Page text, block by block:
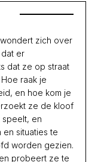
zich over
er
dat ze op straat
raak je
en hoe kom je
ze de kloof
speelt, en
en situaties te
worden gezien.
probeert ze te